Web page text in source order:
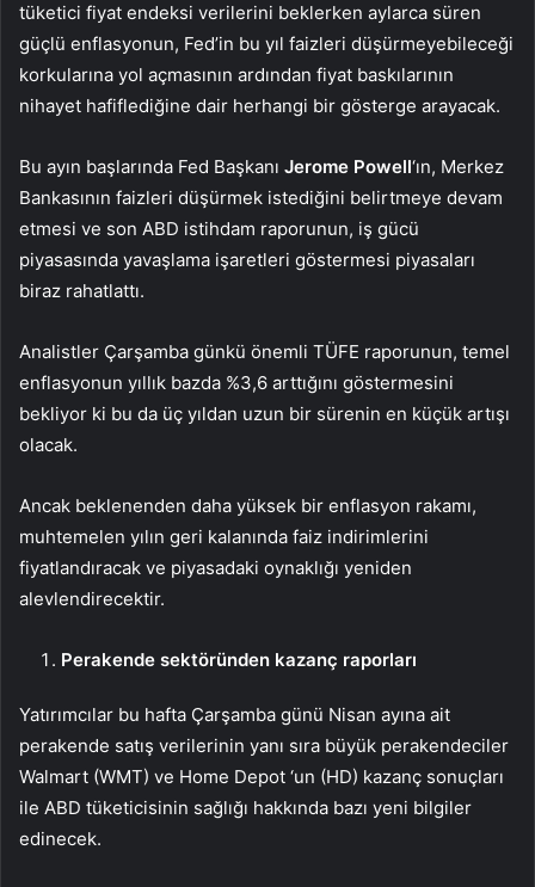
tüketici fiyat endeksi verilerini beklerken aylarca süren
güçlü enflasyonun, Fed’in bu yıl faizleri düşürmeyebileceği
korkularına yol açmasının ardından fiyat baskılarının
nihayet hafiflediğine dair herhangi bir gösterge arayacak.
Bu ayın başlarında Fed Başkanı Jerome Powell‘ın, Merkez
Bankasının faizleri düşürmek istediğini belirtmeye devam
etmesi ve son ABD istihdam raporunun, iş gücü
piyasasında yavaşlama işaretleri göstermesi piyasaları
biraz rahatlattı.
Analistler Çarşamba günkü önemli TÜFE raporunun, temel
enflasyonun yıllık bazda %3,6 arttığını göstermesini
bekliyor ki bu da üç yıldan uzun bir sürenin en küçük artışı
olacak.
Ancak beklenenden daha yüksek bir enflasyon rakamı,
muhtemelen yılın geri kalanında faiz indirimlerini
fiyatlandıracak ve piyasadaki oynaklığı yeniden
alevlendirecektir.
Perakende sektöründen kazanç raporları
Yatırımcılar bu hafta Çarşamba günü Nisan ayına ait
perakende satış verilerinin yanı sıra büyük perakendeciler
Walmart (WMT) ve Home Depot ‘un (HD) kazanç sonuçları
ile ABD tüketicisinin sağlığı hakkında bazı yeni bilgiler
edinecek.